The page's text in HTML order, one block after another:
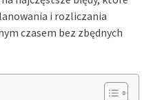
i rozliczania
czasem bez zbędnych